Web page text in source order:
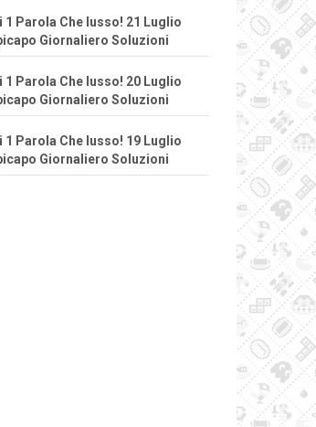
1 Parola Che lusso! 21 Luglio
Giornaliero Soluzioni
1 Parola Che lusso! 20 Luglio
Giornaliero Soluzioni
1 Parola Che lusso! 19 Luglio
Giornaliero Soluzioni